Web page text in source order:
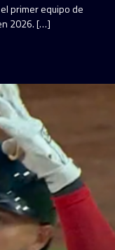
primer equipo de
2026. […]